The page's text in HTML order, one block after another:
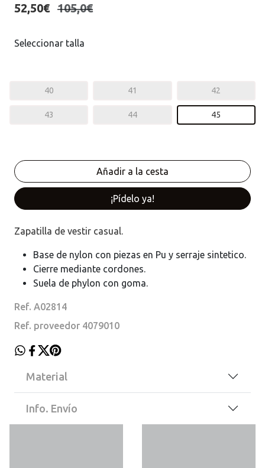
52,50€ 105,0€
Seleccionar talla
40 41 42
43 44 45
¡Pídelo ya!
Zapatilla de vestir casual.
Base de nylon con piezas en Pu y serraje sintetico.
Cierre mediante cordones.
Suela de phylon con goma.
Ref. A02814
Ref. proveedor 4079010
Material
Info. Envío